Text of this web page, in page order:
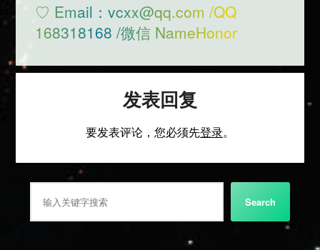
♡ Email：vcxx@qq.com /QQ
168318168 /微信 NameHonor
发表回复
要发表评论，您必须先登录。
Search